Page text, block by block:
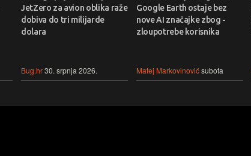
JetZero za avion oblika raže
dobiva do tri milijarde
dolara
Bug.hr30. srpnja 2026.
Google Earth ostaje bez
nove AI značajke zbog -
zloupotrebe korisnika
Matej Markovinovićsubota